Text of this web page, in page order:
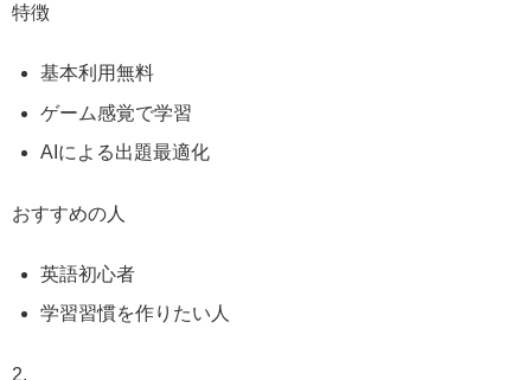
特徴
基本利用無料
ゲーム感覚で学習
AIによる出題最適化
おすすめの人
英語初心者
学習習慣を作りたい人
2.